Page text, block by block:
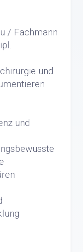
/ Fachmann
und
und